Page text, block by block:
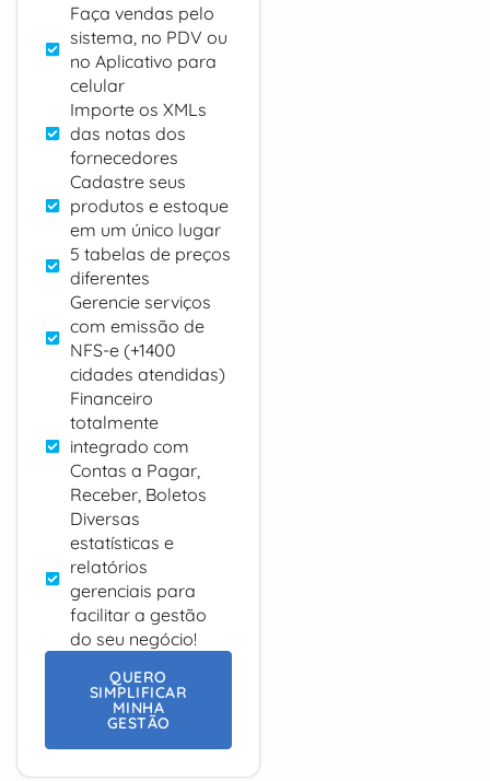
Faça vendas pelo
sistema, no PDV ou
no Aplicativo para
celular
Importe os XMLs
das notas dos
fornecedores
Cadastre seus
produtos e estoque
em um único lugar
5 tabelas de preços
diferentes
Gerencie serviços
com emissão de
NFS-e (+1400
cidades atendidas)
Financeiro
totalmente
integrado com
Contas a Pagar,
Receber, Boletos
Diversas
estatísticas e
relatórios
gerenciais para
facilitar a gestão
do seu negócio!
QUERO
SIMPLIFICAR
MINHA
GESTÃO